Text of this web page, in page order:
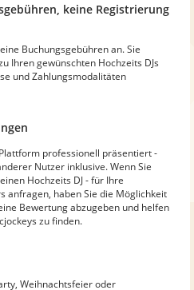
keine Registrierung
Buchungsgebühren an. Sie
Ihren gewünschten Hochzeits DJs
und Zahlungsmodalitäten
professionell präsentiert -
Nutzer inklusive. Wenn Sie
Hochzeits DJ - für Ihre
anfragen, haben Sie die Möglichkeit
Bewertung abzugeben und helfen
zu finden.
Weihnachtsfeier oder